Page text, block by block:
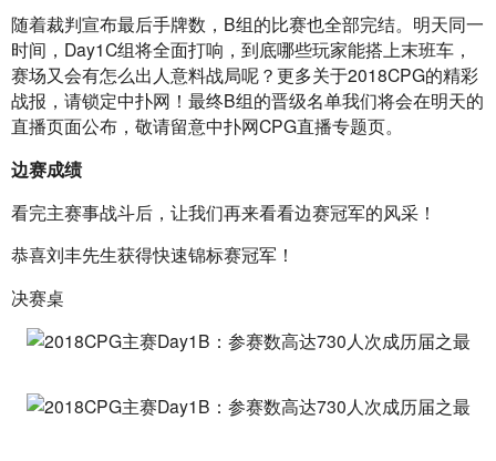
随着裁判宣布最后手牌数，B组的比赛也全部完结。明天同一
时间，Day1C组将全面打响，到底哪些玩家能搭上末班车，
赛场又会有怎么出人意料战局呢？更多关于2018CPG的精彩
战报，请锁定中扑网！最终B组的晋级名单我们将会在明天的
直播页面公布，敬请留意中扑网CPG直播专题页。
边赛成绩
看完主赛事战斗后，让我们再来看看边赛冠军的风采！
恭喜刘丰先生获得快速锦标赛冠军！
决赛桌